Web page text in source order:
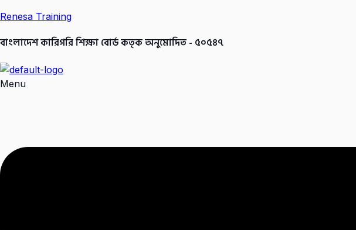
Renesa Training
বাংলাদেশ কারিগরি শিক্ষা বোর্ড কতৃক অনুমোদিত - ৫০৫৪৭
Menu